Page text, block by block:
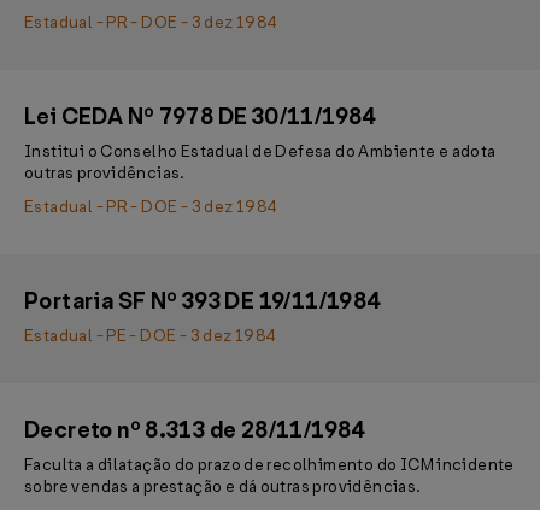
Estadual - PR - DOE - 3 dez 1984
Lei CEDA Nº 7978 DE 30/11/1984
Institui o Conselho Estadual de Defesa do Ambiente e adota
outras providências.
Estadual - PR - DOE - 3 dez 1984
Portaria SF Nº 393 DE 19/11/1984
Estadual - PE - DOE - 3 dez 1984
Decreto nº 8.313 de 28/11/1984
Faculta a dilatação do prazo de recolhimento do ICM incidente
sobre vendas a prestação e dá outras providências.